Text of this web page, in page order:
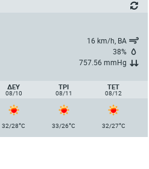
16 km/h, ΒΑ
38%
757.56 mmHg
ΔΕΥ
08/10
ΤΡΙ
08/11
ΤΕΤ
08/12
32/28°C 33/26°C 32/27°C